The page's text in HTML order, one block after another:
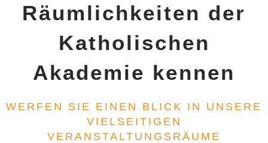
Räumlichkeiten der
Katholischen
Akademie kennen
WERFEN SIE EINEN BLICK IN UNSERE
VIELSEITIGEN
VERANSTALTUNGSRÄUME